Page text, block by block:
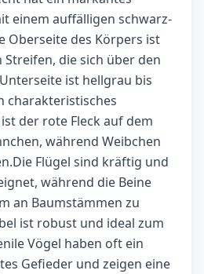
einem auffälligen schwarz-
Oberseite des Körpers ist
die sich über den
ist hellgrau bis
charakteristisches
der rote Fleck auf dem
während Weibchen
Flügel sind kräftig und
während die Beine
an Baumstämmen zu
ist robust und ideal zum
Vögel haben oft ein
Gefieder und zeigen eine